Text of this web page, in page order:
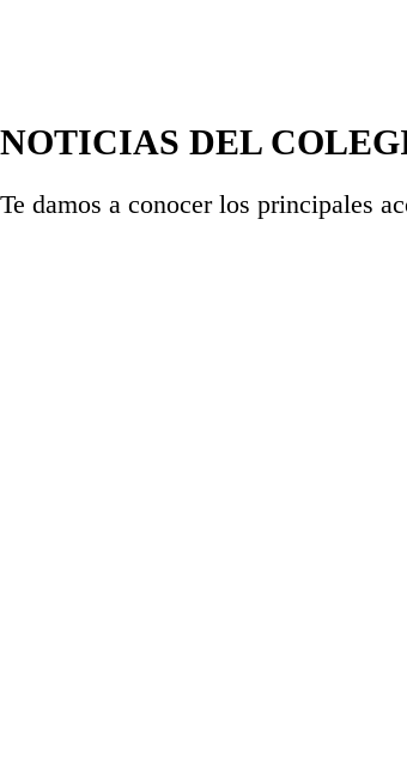
NOTICIAS DEL
Te damos a conocer los principales